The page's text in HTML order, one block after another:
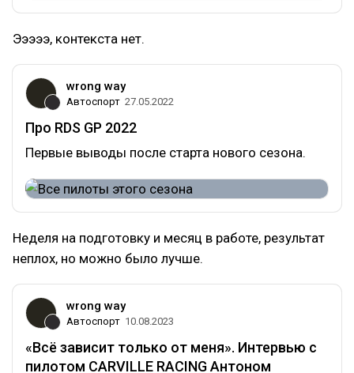
Эээээ, контекста нет.
wrong way
Автоспорт 27.05.2022
Про RDS GP 2022
Первые выводы после старта нового сезона.
Неделя на подготовку и месяц в работе, результат
неплох, но можно было лучше.
wrong way
Автоспорт 10.08.2023
«Всё зависит только от меня». Интервью с
пилотом CARVILLE RACING Антоном